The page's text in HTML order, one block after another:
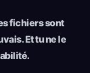
fichiers sont
Et tu ne le